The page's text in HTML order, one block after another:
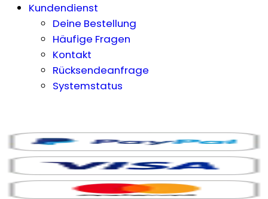
Kundendienst
Deine Bestellung
Häufige Fragen
Kontakt
Rücksendeanfrage
Systemstatus